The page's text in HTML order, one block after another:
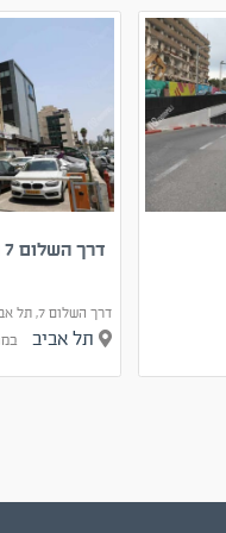
דרך השלום 7 תל אביב-יפו
דרך השלום 7, תל אביב יפו
תל אביב